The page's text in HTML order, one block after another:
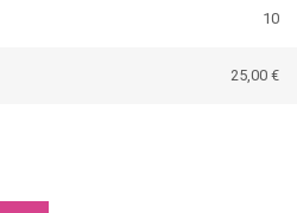
10
25,00 €